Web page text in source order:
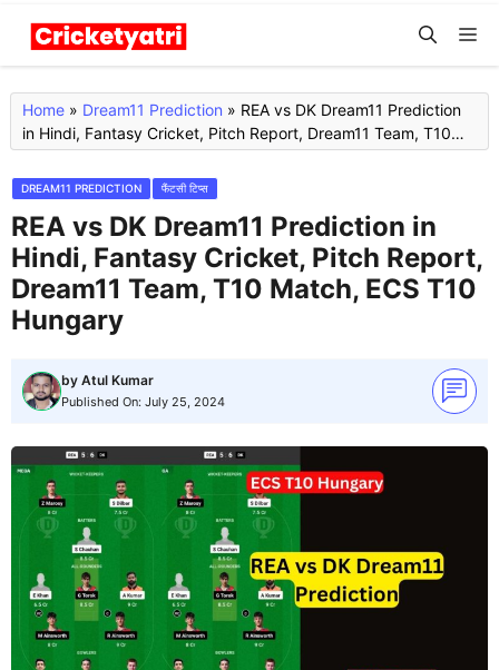
Skip
content
Home » Dream11 Prediction » REA vs DK Dream11 Prediction
in Hindi, Fantasy Cricket, Pitch Report, Dream11 Team, T10
Match, ECS T10 Hungary
DREAM11 PREDICTION फैंटसी टिप्स
REA vs DK Dream11 Prediction in
Hindi, Fantasy Cricket, Pitch Report,
Dream11 Team, T10 Match, ECS T10
Hungary
by Atul Kumar
Published On: July 25, 2024